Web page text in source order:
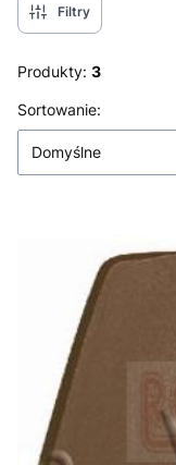
Filtry
Produkty: 3
Lista
Sortowanie:
Domyślne